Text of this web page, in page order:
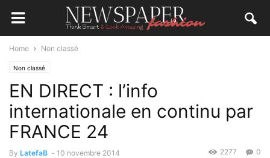
Home Non classé
Non classé
EN DIRECT : l’info
internationale en continu par
FRANCE 24
By LatefaB - 10 novembre 2014 0
2277